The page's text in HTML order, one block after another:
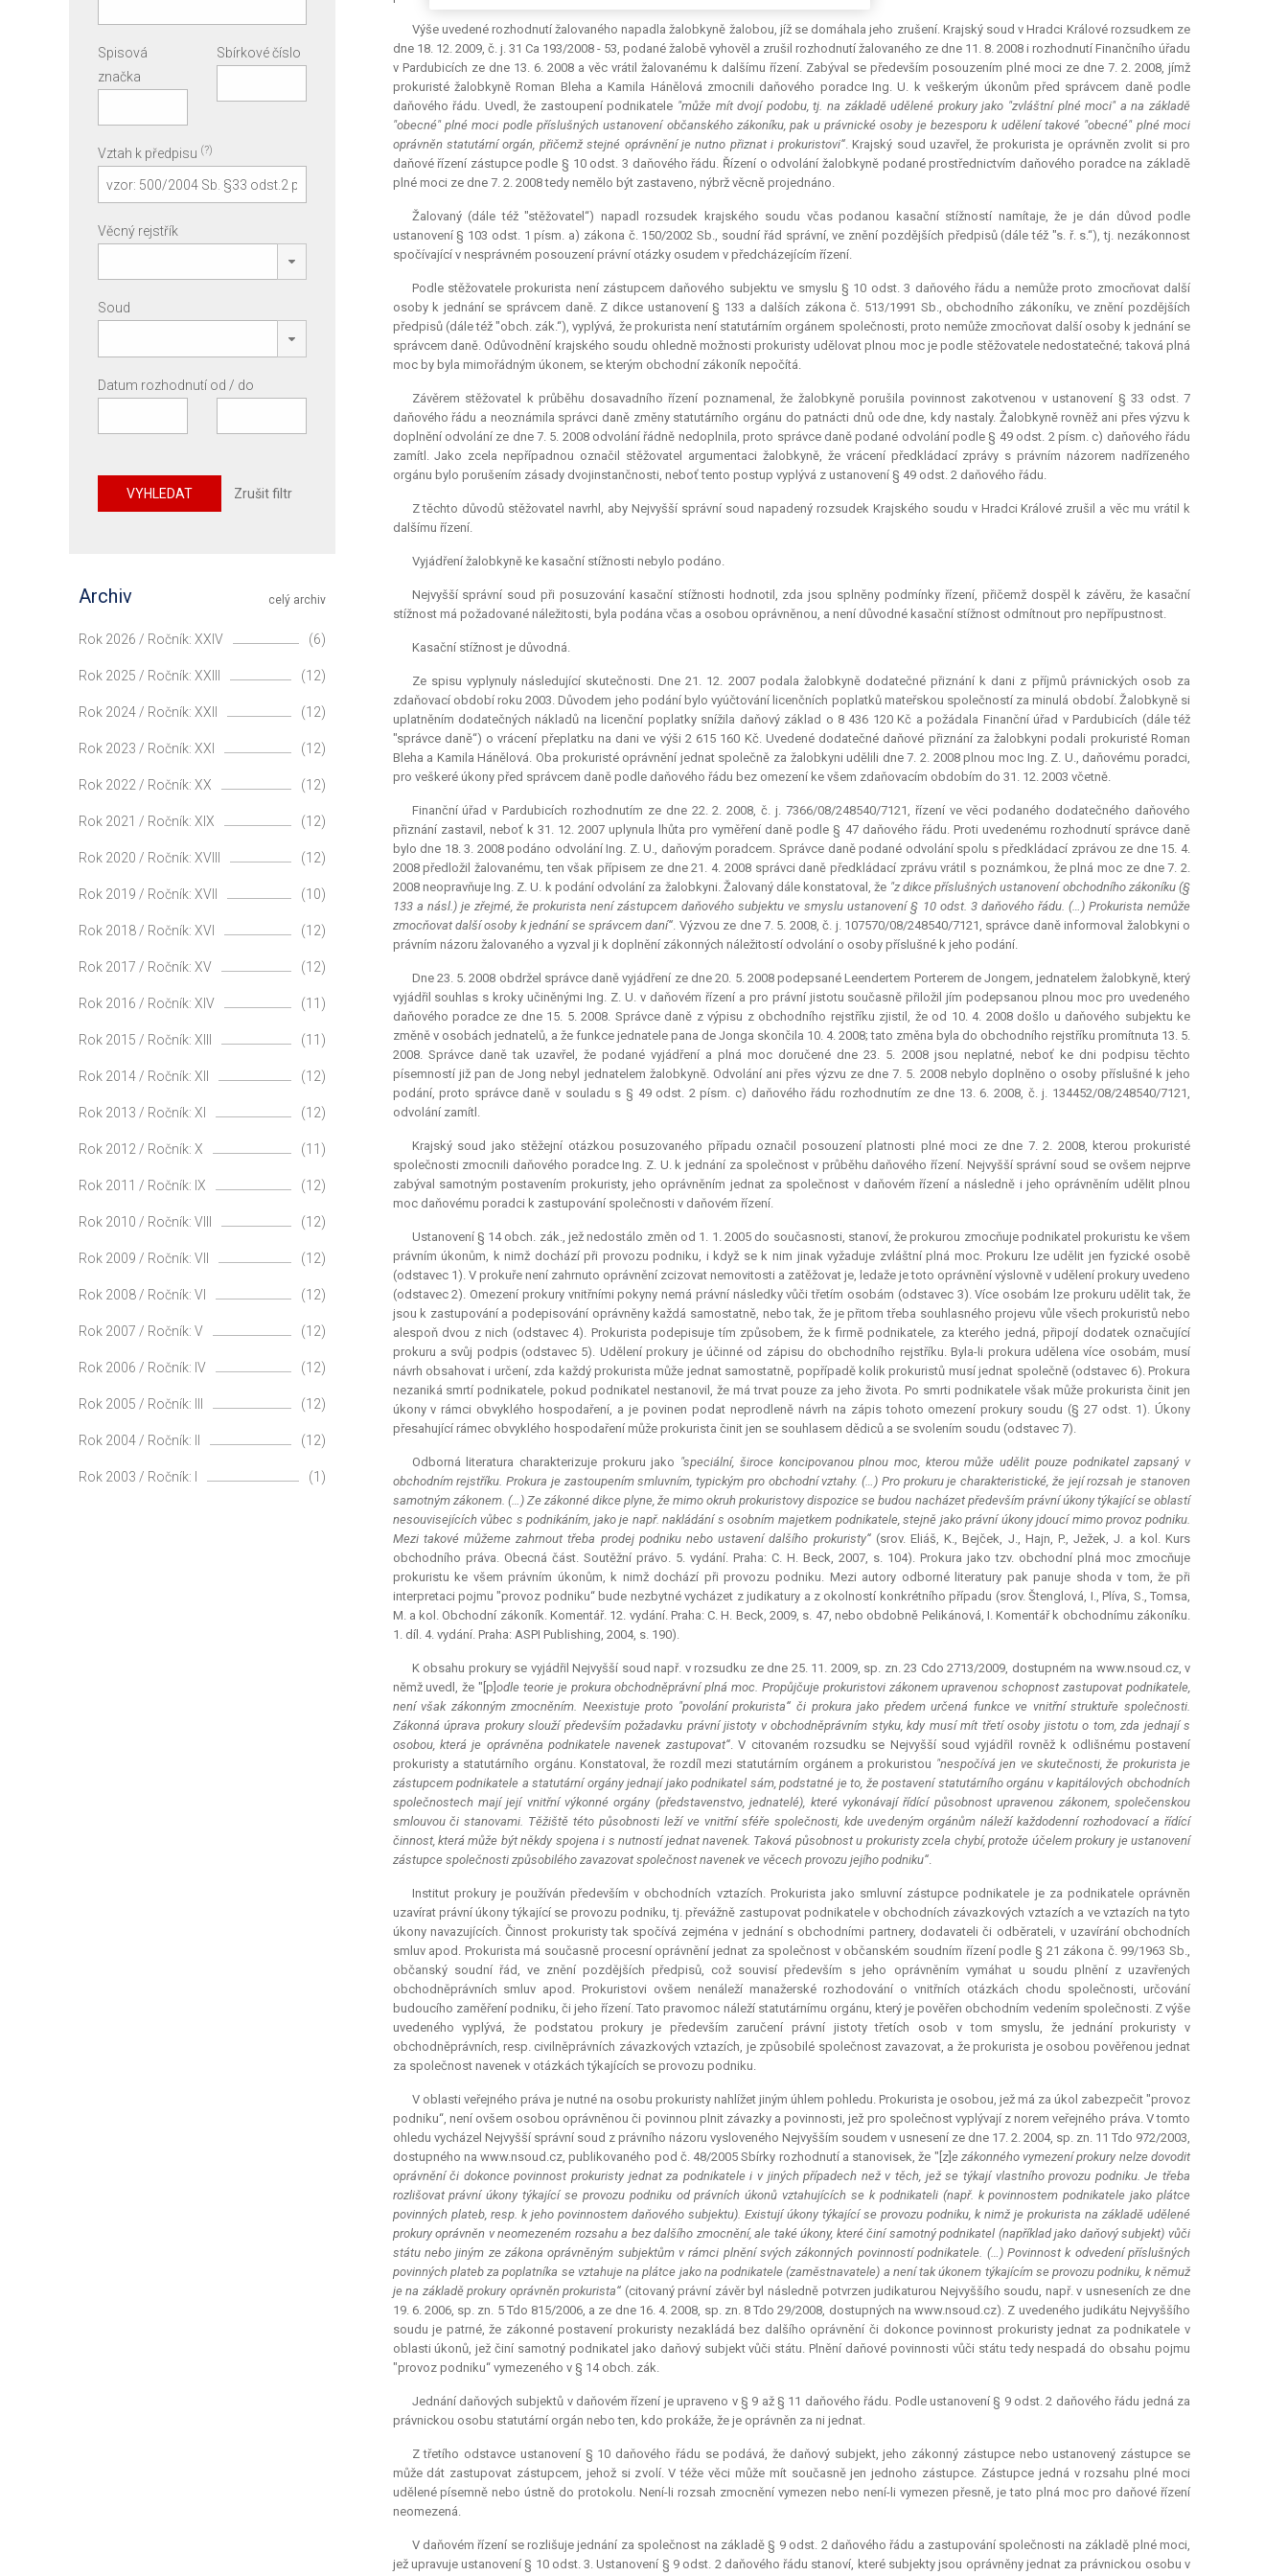
Výše uvedené rozhodnutí žalovaného napadla žalobkyně žalobou, jíž se domáhala jeho zrušení. Krajský soud v Hradci Králové rozsudkem ze
dne 18. 12. 2009, č. j. 31 Ca 193/2008 - 53, podané žalobě vyhověl a zrušil rozhodnutí žalovaného ze dne 11. 8. 2008 i rozhodnutí Finančního úřadu
v Pardubicích ze dne 13. 6. 2008 a věc vrátil žalovanému k dalšímu řízení. Zabýval se především posouzením plné moci ze dne 7. 2. 2008, jímž
prokuristé žalobkyně Roman Bleha a Kamila Hánělová zmocnili daňového poradce Ing. U. k veškerým úkonům před správcem daně podle
daňového řádu. Uvedl, že zastoupení podnikatele "může mít dvojí podobu, tj. na základě udělené prokury jako "zvláštní plné moci" a na základě
"obecné" plné moci podle příslušných ustanovení občanského zákoníku, pak u právnické osoby je bezesporu k udělení takové "obecné" plné moci
oprávněn statutární orgán, přičemž stejné oprávnění je nutno přiznat i prokuristovi“. Krajský soud uzavřel, že prokurista je oprávněn zvolit si pro
daňové řízení zástupce podle § 10 odst. 3 daňového řádu. Řízení o odvolání žalobkyně podané prostřednictvím daňového poradce na základě
plné moci ze dne 7. 2. 2008 tedy nemělo být zastaveno, nýbrž věcně projednáno.
Žalovaný (dále též "stěžovatel“) napadl rozsudek krajského soudu včas podanou kasační stížností namítaje, že je dán důvod podle
ustanovení § 103 odst. 1 písm. a) zákona č. 150/2002 Sb., soudní řád správní, ve znění pozdějších předpisů (dále též "s. ř. s.“), tj. nezákonnost
spočívající v nesprávném posouzení právní otázky osudem v předcházejícím řízení.
Podle stěžovatele prokurista není zástupcem daňového subjektu ve smyslu § 10 odst. 3 daňového řádu a nemůže proto zmocňovat další
osoby k jednání se správcem daně. Z dikce ustanovení § 133 a dalších zákona č. 513/1991 Sb., obchodního zákoníku, ve znění pozdějších
předpisů (dále též "obch. zák.“), vyplývá, že prokurista není statutárním orgánem společnosti, proto nemůže zmocňovat další osoby k jednání se
správcem daně. Odůvodnění krajského soudu ohledně možnosti prokuristy udělovat plnou moc je podle stěžovatele nedostatečné; taková plná
moc by byla mimořádným úkonem, se kterým obchodní zákoník nepočítá.
Závěrem stěžovatel k průběhu dosavadního řízení poznamenal, že žalobkyně porušila povinnost zakotvenou v ustanovení § 33 odst. 7
daňového řádu a neoznámila správci daně změny statutárního orgánu do patnácti dnů ode dne, kdy nastaly. Žalobkyně rovněž ani přes výzvu k
doplnění odvolání ze dne 7. 5. 2008 odvolání řádně nedoplnila, proto správce daně podané odvolání podle § 49 odst. 2 písm. c) daňového řádu
zamítl. Jako zcela nepřípadnou označil stěžovatel argumentaci žalobkyně, že vrácení předkládací zprávy s právním názorem nadřízeného
orgánu bylo porušením zásady dvojinstančnosti, neboť tento postup vyplývá z ustanovení § 49 odst. 2 daňového řádu.
Z těchto důvodů stěžovatel navrhl, aby Nejvyšší správní soud napadený rozsudek Krajského soudu v Hradci Králové zrušil a věc mu vrátil k
dalšímu řízení.
Vyjádření žalobkyně ke kasační stížnosti nebylo podáno.
Nejvyšší správní soud při posuzování kasační stížnosti hodnotil, zda jsou splněny podmínky řízení, přičemž dospěl k závěru, že kasační
stížnost má požadované náležitosti, byla podána včas a osobou oprávněnou, a není důvodné kasační stížnost odmítnout pro nepřípustnost.
Kasační stížnost je důvodná.
Ze spisu vyplynuly následující skutečnosti. Dne 21. 12. 2007 podala žalobkyně dodatečné přiznání k dani z příjmů právnických osob za
zdaňovací období roku 2003. Důvodem jeho podání bylo vyúčtování licenčních poplatků mateřskou společností za minulá období. Žalobkyně si
uplatněním dodatečných nákladů na licenční poplatky snížila daňový základ o 8 436 120 Kč a požádala Finanční úřad v Pardubicích (dále též
"správce daně“) o vrácení přeplatku na dani ve výši 2 615 160 Kč. Uvedené dodatečné daňové přiznání za žalobkyni podali prokuristé Roman
Bleha a Kamila Hánělová. Oba prokuristé oprávnění jednat společně za žalobkyni udělili dne 7. 2. 2008 plnou moc Ing. Z. U., daňovému poradci,
pro veškeré úkony před správcem daně podle daňového řádu bez omezení ke všem zdaňovacím obdobím do 31. 12. 2003 včetně.
Finanční úřad v Pardubicích rozhodnutím ze dne 22. 2. 2008, č. j. 7366/08/248540/7121, řízení ve věci podaného dodatečného daňového
přiznání zastavil, neboť k 31. 12. 2007 uplynula lhůta pro vyměření daně podle § 47 daňového řádu. Proti uvedenému rozhodnutí správce daně
bylo dne 18. 3. 2008 podáno odvolání Ing. Z. U., daňovým poradcem. Správce daně podané odvolání spolu s předkládací zprávou ze dne 15. 4.
2008 předložil žalovanému, ten však přípisem ze dne 21. 4. 2008 správci daně předkládací zprávu vrátil s poznámkou, že plná moc ze dne 7. 2.
2008 neopravňuje Ing. Z. U. k podání odvolání za žalobkyni. Žalovaný dále konstatoval, že "z dikce příslušných ustanovení obchodního zákoníku (§
133 a násl.) je zřejmé, že prokurista není zástupcem daňového subjektu ve smyslu ustanovení § 10 odst. 3 daňového řádu. (…) Prokurista nemůže
zmocňovat další osoby k jednání se správcem daní“. Výzvou ze dne 7. 5. 2008, č. j. 107570/08/248540/7121, správce daně informoval žalobkyni o
právním názoru žalovaného a vyzval ji k doplnění zákonných náležitostí odvolání o osoby příslušné k jeho podání.
Dne 23. 5. 2008 obdržel správce daně vyjádření ze dne 20. 5. 2008 podepsané Leendertem Porterem de Jongem, jednatelem žalobkyně, který
vyjádřil souhlas s kroky učiněnými Ing. Z. U. v daňovém řízení a pro právní jistotu současně přiložil jím podepsanou plnou moc pro uvedeného
daňového poradce ze dne 15. 5. 2008. Správce daně z výpisu z obchodního rejstříku zjistil, že od 10. 4. 2008 došlo u daňového subjektu ke
změně v osobách jednatelů, a že funkce jednatele pana de Jonga skončila 10. 4. 2008; tato změna byla do obchodního rejstříku promítnuta 13. 5.
2008. Správce daně tak uzavřel, že podané vyjádření a plná moc doručené dne 23. 5. 2008 jsou neplatné, neboť ke dni podpisu těchto
písemností již pan de Jong nebyl jednatelem žalobkyně. Odvolání ani přes výzvu ze dne 7. 5. 2008 nebylo doplněno o osoby příslušné k jeho
podání, proto správce daně v souladu s § 49 odst. 2 písm. c) daňového řádu rozhodnutím ze dne 13. 6. 2008, č. j. 134452/08/248540/7121,
odvolání zamítl.
Krajský soud jako stěžejní otázkou posuzovaného případu označil posouzení platnosti plné moci ze dne 7. 2. 2008, kterou prokuristé
společnosti zmocnili daňového poradce Ing. Z. U. k jednání za společnost v průběhu daňového řízení. Nejvyšší správní soud se ovšem nejprve
zabýval samotným postavením prokuristy, jeho oprávněním jednat za společnost v daňovém řízení a následně i jeho oprávněním udělit plnou
moc daňovému poradci k zastupování společnosti v daňovém řízení.
Ustanovení § 14 obch. zák., jež nedostálo změn od 1. 1. 2005 do současnosti, stanoví, že prokurou zmocňuje podnikatel prokuristu ke všem
právním úkonům, k nimž dochází při provozu podniku, i když se k nim jinak vyžaduje zvláštní plná moc. Prokuru lze udělit jen fyzické osobě
(odstavec 1). V prokuře není zahrnuto oprávnění zcizovat nemovitosti a zatěžovat je, ledaže je toto oprávnění výslovně v udělení prokury uvedeno
(odstavec 2). Omezení prokury vnitřními pokyny nemá právní následky vůči třetím osobám (odstavec 3). Více osobám lze prokuru udělit tak, že
jsou k zastupování a podepisování oprávněny každá samostatně, nebo tak, že je přitom třeba souhlasného projevu vůle všech prokuristů nebo
alespoň dvou z nich (odstavec 4). Prokurista podepisuje tím způsobem, že k firmě podnikatele, za kterého jedná, připojí dodatek označující
prokuru a svůj podpis (odstavec 5). Udělení prokury je účinné od zápisu do obchodního rejstříku. Byla-li prokura udělena více osobám, musí
návrh obsahovat i určení, zda každý prokurista může jednat samostatně, popřípadě kolik prokuristů musí jednat společně (odstavec 6). Prokura
nezaniká smrtí podnikatele, pokud podnikatel nestanovil, že má trvat pouze za jeho života. Po smrti podnikatele však může prokurista činit jen
úkony v rámci obvyklého hospodaření, a je povinen podat neprodleně návrh na zápis tohoto omezení prokury soudu (§ 27 odst. 1). Úkony
přesahující rámec obvyklého hospodaření může prokurista činit jen se souhlasem dědiců a se svolením soudu (odstavec 7).
Odborná literatura charakterizuje prokuru jako "speciální, široce koncipovanou plnou moc, kterou může udělit pouze podnikatel zapsaný v
obchodním rejstříku.Prokura je zastoupením smluvním, typickým pro obchodní vztahy. (…) Pro prokuru je charakteristické, že její rozsah je stanoven
samotným zákonem. (…) Ze zákonné dikce plyne, že mimo okruh prokuristovy dispozice se budou nacházet především právní úkony týkající se oblastí
nesouvisejících vůbec s podnikáním, jako je např. nakládání s osobním majetkem podnikatele, stejně jako právní úkony jdoucí mimo provoz podniku.
Mezi takové můžeme zahrnout třeba prodej podniku nebo ustavení dalšího prokuristy“(srov. Eliáš, K., Bejček, J., Hajn, P., Ježek, J. a kol. Kurs
obchodního práva. Obecná část. Soutěžní právo. 5. vydání. Praha: C. H. Beck, 2007, s. 104). Prokura jako tzv. obchodní plná moc zmocňuje
prokuristu ke všem právním úkonům, k nimž dochází při provozu podniku. Mezi autory odborné literatury pak panuje shoda v tom, že při
interpretaci pojmu "provoz podniku“ bude nezbytné vycházet z judikatury a z okolností konkrétního případu (srov. Štenglová, I., Plíva, S., Tomsa,
M. a kol. Obchodní zákoník. Komentář. 12. vydání. Praha: C. H. Beck, 2009, s. 47, nebo obdobně Pelikánová, I. Komentář k obchodnímu zákoníku.
1. díl. 4. vydání. Praha: ASPI Publishing, 2004, s. 190).
K obsahu prokury se vyjádřil Nejvyšší soud např. v rozsudku ze dne 25. 11. 2009, sp. zn. 23 Cdo 2713/2009, dostupném na www.nsoud.cz, v
němž uvedl, že "[p]odle teorie je prokura obchodněprávní plná moc. Propůjčuje prokuristovi zákonem upravenou schopnost zastupovat podnikatele,
není však zákonným zmocněním. Neexistuje proto "povolání prokurista“ či prokura jako předem určená funkce ve vnitřní struktuře společnosti.
Zákonná úprava prokury slouží především požadavku právní jistoty v obchodněprávním styku, kdy musí mít třetí osoby jistotu o tom, zda jednají s
osobou, která je oprávněna podnikatele navenek zastupovat“. V citovaném rozsudku se Nejvyšší soud vyjádřil rovněž k odlišnému postavení
prokuristy a statutárního orgánu. Konstatoval, že rozdíl mezi statutárním orgánem a prokuristou "nespočívá jen ve skutečnosti, že prokurista je
zástupcem podnikatele a statutární orgány jednají jako podnikatel sám, podstatné je to, že postavení statutárního orgánu v kapitálových obchodních
společnostech mají její vnitřní výkonné orgány (představenstvo, jednatelé), které vykonávají řídící působnost upravenou zákonem, společenskou
smlouvou či stanovami. Těžiště této působnosti leží ve vnitřní sféře společnosti, kde uvedeným orgánům náleží každodenní rozhodovací a řídící
činnost, která může být někdy spojena i s nutností jednat navenek. Taková působnost u prokuristy zcela chybí, protože účelem prokury je ustanovení
zástupce společnosti způsobilého zavazovat společnost navenek ve věcech provozu jejího podniku“.
Institut prokury je používán především v obchodních vztazích. Prokurista jako smluvní zástupce podnikatele je za podnikatele oprávněn
uzavírat právní úkony týkající se provozu podniku, tj. převážně zastupovat podnikatele v obchodních závazkových vztazích a ve vztazích na tyto
úkony navazujících. Činnost prokuristy tak spočívá zejména v jednání s obchodními partnery, dodavateli či odběrateli, v uzavírání obchodních
smluv apod. Prokurista má současně procesní oprávnění jednat za společnost v občanském soudním řízení podle § 21 zákona č. 99/1963 Sb.,
občanský soudní řád, ve znění pozdějších předpisů, což souvisí především s jeho oprávněním vymáhat u soudu plnění z uzavřených
obchodněprávních smluv apod. Prokuristovi ovšem nenáleží manažerské rozhodování o vnitřních otázkách chodu společnosti, určování
budoucího zaměření podniku, či jeho řízení. Tato pravomoc náleží statutárnímu orgánu, který je pověřen obchodním vedením společnosti. Z výše
uvedeného vyplývá, že podstatou prokury je především zaručení právní jistoty třetích osob v tom smyslu, že jednání prokuristy v
obchodněprávních, resp. civilněprávních závazkových vztazích, je způsobilé společnost zavazovat, a že prokurista je osobou pověřenou jednat
za společnost navenek v otázkách týkajících se provozu podniku.
V oblasti veřejného práva je nutné na osobu prokuristy nahlížet jiným úhlem pohledu. Prokurista je osobou, jež má za úkol zabezpečit "provoz
podniku“, není ovšem osobou oprávněnou či povinnou plnit závazky a povinnosti, jež pro společnost vyplývají z norem veřejného práva. V tomto
ohledu vycházel Nejvyšší správní soud z právního názoru vysloveného Nejvyšším soudem v usnesení ze dne 17. 2. 2004, sp. zn. 11 Tdo 972/2003,
dostupného na www.nsoud.cz, publikovaného pod č. 48/2005 Sbírky rozhodnutí a stanovisek, že "[z] e zákonného vymezení prokury nelze dovodit
oprávnění či dokonce povinnost prokuristy jednat za podnikatele i v jiných případech než v těch, jež se týkají vlastního provozu podniku. Je třeba
rozlišovat právní úkony týkající se provozu podniku od právních úkonů vztahujících se k podnikateli (např. k povinnostem podnikatele jako plátce
povinných plateb, resp. k jeho povinnostem daňového subjektu). Existují úkony týkající se provozu podniku, k nimž je prokurista na základě udělené
prokury oprávněn v neomezeném rozsahu a bez dalšího zmocnění, ale také úkony, které činí samotný podnikatel (například jako daňový subjekt) vůči
státu nebo jiným ze zákona oprávněným subjektům v rámci plnění svých zákonných povinností podnikatele. (…) Povinnost k odvedení příslušných
povinných plateb za poplatníka se vztahuje na plátce jako na podnikatele (zaměstnavatele) a není tak úkonem týkajícím se provozu podniku, k němuž
je na základě prokury oprávněn prokurista“ (citovaný právní závěr byl následně potvrzen judikaturou Nejvyššího soudu, např. v usneseních ze dne
19. 6. 2006, sp. zn. 5 Tdo 815/2006, a ze dne 16. 4. 2008, sp. zn. 8 Tdo 29/2008, dostupných na www.nsoud.cz). Z uvedeného judikátu Nejvyššího
soudu je patrné, že zákonné postavení prokuristy nezakládá bez dalšího oprávnění či dokonce povinnost prokuristy jednat za podnikatele v
oblasti úkonů, jež činí samotný podnikatel jako daňový subjekt vůči státu. Plnění daňové povinnosti vůči státu tedy nespadá do obsahu pojmu
"provoz podniku“ vymezeného v § 14 obch. zák.
Jednání daňových subjektů v daňovém řízení je upraveno v § 9 až § 11 daňového řádu. Podle ustanovení § 9 odst. 2 daňového řádu jedná za
právnickou osobu statutární orgán nebo ten, kdo prokáže, že je oprávněn za ni jednat.
Z třetího odstavce ustanovení § 10 daňového řádu se podává, že daňový subjekt, jeho zákonný zástupce nebo ustanovený zástupce se
může dát zastupovat zástupcem, jehož si zvolí. V téže věci může mít současně jen jednoho zástupce. Zástupce jedná v rozsahu plné moci
udělené písemně nebo ústně do protokolu. Není-li rozsah zmocnění vymezen nebo není-li vymezen přesně, je tato plná moc pro daňové řízení
neomezená.
V daňovém řízení se rozlišuje jednání za společnost na základě § 9 odst. 2 daňového řádu a zastupování společnosti na základě plné moci,
jež upravuje ustanovení § 10 odst. 3. Ustanovení § 9 odst. 2 daňového řádu stanoví, které subjekty jsou oprávněny jednat za právnickou osobu v
Spisová
značka
Sbírkové číslo
Vztah k předpisu (?)
Věcný rejstřík
Soud
Datum rozhodnutí od / do
VYHLEDAT Zrušit filtr
celý archiv
Archiv
Rok 2026 / Ročník: XXIV (6)
Rok 2025 / Ročník: XXIII (12)
Rok 2024 / Ročník: XXII (12)
Rok 2023 / Ročník: XXI (12)
Rok 2022 / Ročník: XX (12)
Rok 2021 / Ročník: XIX (12)
Rok 2020 / Ročník: XVIII (12)
Rok 2019 / Ročník: XVII (10)
Rok 2018 / Ročník: XVI (12)
Rok 2017 / Ročník: XV (12)
Rok 2016 / Ročník: XIV (11)
Rok 2015 / Ročník: XIII (11)
Rok 2014 / Ročník: XII (12)
Rok 2013 / Ročník: XI (12)
Rok 2012 / Ročník: X (11)
Rok 2011 / Ročník: IX (12)
Rok 2010 / Ročník: VIII (12)
Rok 2009 / Ročník: VII (12)
Rok 2008 / Ročník: VI (12)
Rok 2007 / Ročník: V (12)
Rok 2006 / Ročník: IV (12)
Rok 2005 / Ročník: III (12)
Rok 2004 / Ročník: II (12)
Rok 2003 / Ročník: I (1)